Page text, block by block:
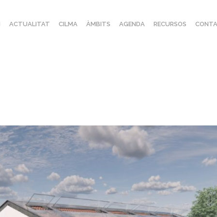
ACTUALITAT CILMA ÀMBITS AGENDA RECURSOS